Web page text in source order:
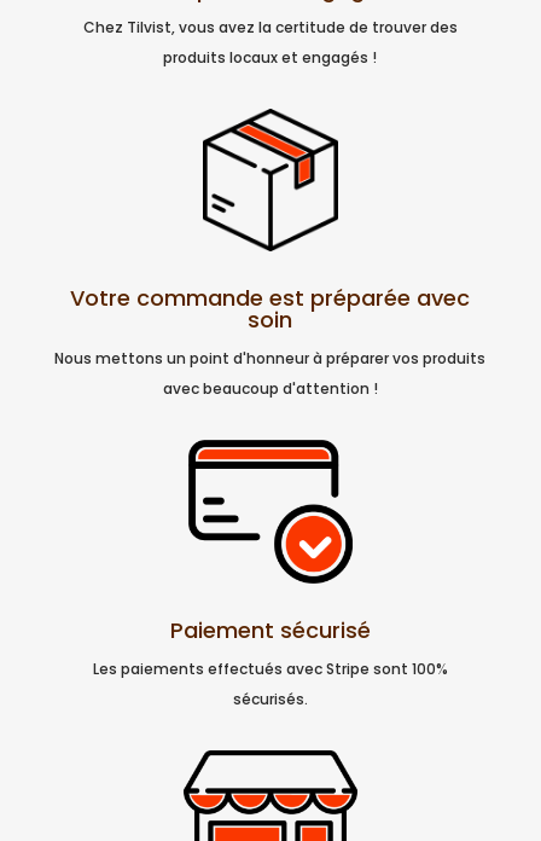
Chez Tilvist, vous avez la certitude de trouver des
produits locaux et engagés !
Votre commande est préparée avec
soin
Nous mettons un point d'honneur à préparer vos produits
avec beaucoup d'attention !
Paiement sécurisé
Les paiements effectués avec Stripe sont 100%
sécurisés.